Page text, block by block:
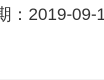
：2019-